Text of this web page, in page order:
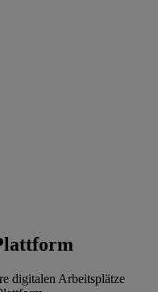
digitalen Arbeitsplätze